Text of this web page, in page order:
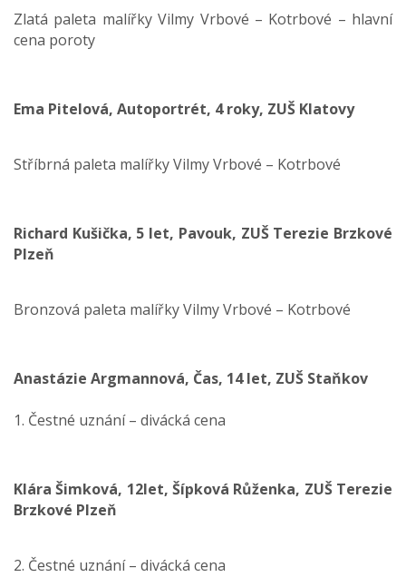
Zlatá paleta malířky Vilmy Vrbové – Kotrbové – hlavní
cena poroty
Ema Pitelová, Autoportrét, 4 roky, ZUŠ Klatovy
Stříbrná paleta malířky Vilmy Vrbové – Kotrbové
Richard Kušička, 5 let, Pavouk, ZUŠ Terezie Brzkové
Plzeň
Bronzová paleta malířky Vilmy Vrbové – Kotrbové
Anastázie Argmannová, Čas, 14 let, ZUŠ Staňkov
1. Čestné uznání – divácká cena
Klára Šimková, 12let, Šípková Růženka, ZUŠ Terezie
Brzkové Plzeň
2. Čestné uznání – divácká cena